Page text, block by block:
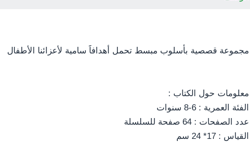
مجموعة قصصية بأسلوب مبسط تحمل أهدافاََ سامية لأعزائنا الأطفال
معلومات حول الكتاب :
الفئة العمرية : 6-8 سنوات
عدد الصفحات : 64 صفحة للسلسلة
القياس : 17* 24 سم